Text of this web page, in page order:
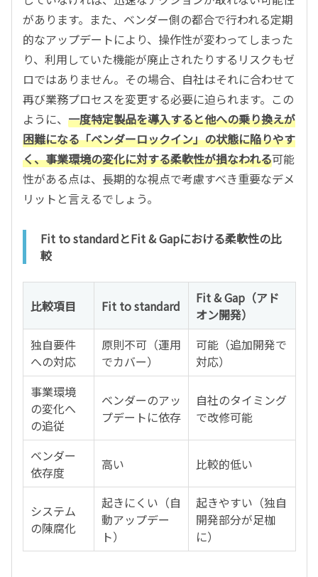
があります。また、ベンダー側の都合で行われる定期
的なアップデートにより、操作性が変わってしまった
り、利用していた機能が廃止されたりするリスクもゼ
ロではありません。その場合、自社はそれに合わせて
再び業務プロセスを変更する必要に迫られます。この
ように、 一度特定製品を導入すると他への乗り換えが
困難になる「ベンダーロックイン」の状態に陥りやす
く、事業環境の変化に対する柔軟性が損なわれる可能
性がある点は、長期的な視点で考慮すべき重要なデメ
リットと言えるでしょう。
Fit to standardとFit & Gapにおける柔軟性の比
較
比較項目 Fit to standard
Fit & Gap（アド
オン開発）
独自要件
への対応
原則不可（運用
でカバー）
可能（追加開発で
対応）
事業環境
の変化へ
の追従
ベンダーのアッ
プデートに依存
自社のタイミング
で改修可能
ベンダー
依存度
高い 比較的低い
システム
の陳腐化
起きにくい（自
動アップデー
ト）
起きやすい（独自
開発部分が足枷
に）